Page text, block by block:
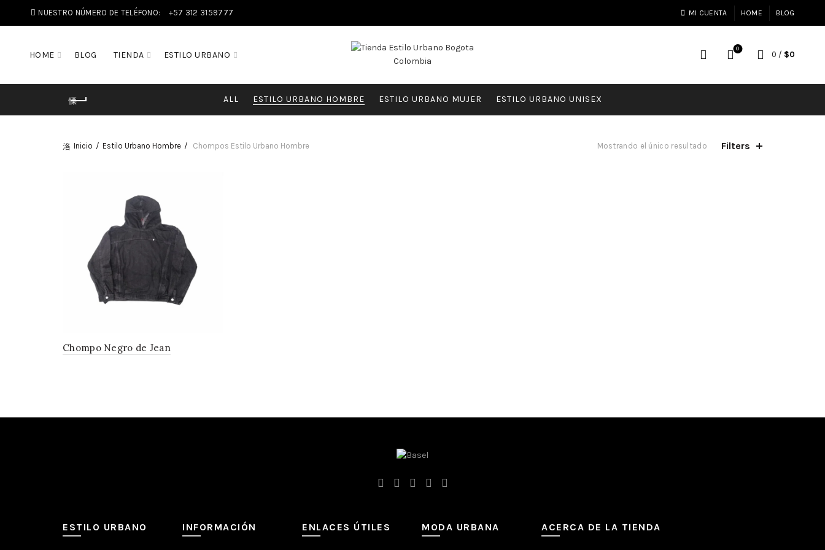
NUESTRO NÚMERO DE TELÉFONO: +57 312 3159777 MI CUENTA HOME BLOG
HOME BLOG TIENDA ESTILO URBANO
0
0 / $0
ALL ESTILO URBANO HOMBRE ESTILO URBANO MUJER ESTILO URBANO UNISEX
Inicio Estilo Urbano Hombre Chompos Estilo Urbano Hombre Mostrando el único resultado Filters
Chompo Negro de Jean
ESTILO URBANO INFORMACIÓN ENLACES ÚTILES MODA URBANA ACERCA DE LA TIENDA